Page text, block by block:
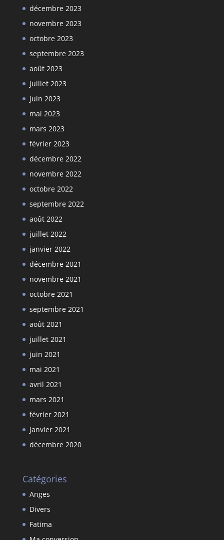
décembre 2023
novembre 2023
octobre 2023
septembre 2023
août 2023
juillet 2023
juin 2023
mai 2023
mars 2023
février 2023
décembre 2022
novembre 2022
octobre 2022
septembre 2022
août 2022
juillet 2022
janvier 2022
décembre 2021
novembre 2021
octobre 2021
septembre 2021
août 2021
juillet 2021
juin 2021
mai 2021
avril 2021
mars 2021
février 2021
janvier 2021
décembre 2020
Catégories
Anges
Divers
Fatima